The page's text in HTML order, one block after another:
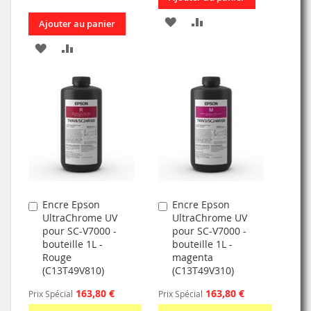
Ajouter au panier
AJOUTER
MA
LISTE
D’ENVIE
COMPARATEUR
AJOUTER
LISTE
D’ENVIE
Encre Epson
UltraChrome UV
pour SC-V7000 -
bouteille 1L -
Rouge
(C13T49V810)
Prix Spécial 163,80 €
Ajouter
au
panier
Encre Epson
UltraChrome UV
pour SC-V7000 -
bouteille 1L -
magenta
(C13T49V310)
Prix Spécial 163,80 €
Ajouter
au
panier